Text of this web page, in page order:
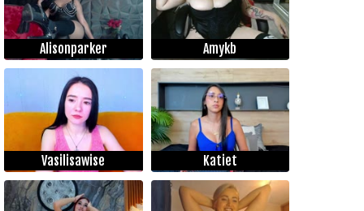
Alisonparker Amykb
Vasilisawise Katiet